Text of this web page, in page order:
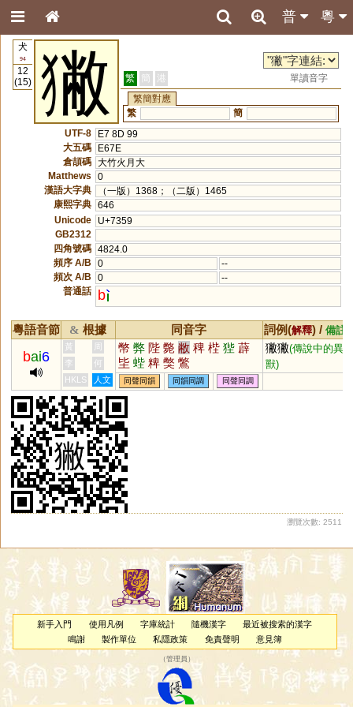
粵
普
犬
94
12
(15)
獙 繁 簡 港
單讀音字
繁簡對應
繁
簡
UTF-8
E7 8D 99
大五碼
E67E
倉頡碼 大竹火月大
Matthews
0
漢語大字典
（一版）1368；（二版）1465
康熙字典 646
Unicode
U+7359
GB2312
四角號碼 4824.0
頻序 A/B
0
--
頻次 A/B
0
--
普通話
b
粵語音節 & 根據 同音字 詞例(解釋) / 備註
bai6
黃 周 幣 弊 陛 斃 敝 稗 梐 狴 薜
坒 蜌 粺 獘 鷩
獙獙(傳說中的異
獸)
李
何
HKLS
人文 同聲同韻 同韻同調 同聲同調
瀏覽次數: 2511
新手入門 使用凡例 字庫統計 隨機漢字
最近被搜索的漢字
鳴謝
製作單位 私隱政策 免責聲明 意見簿
（管理員 ）